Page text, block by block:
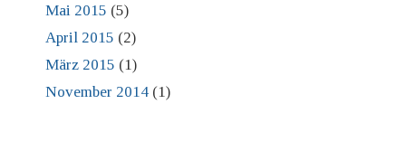
Mai 2015 (5)
April 2015 (2)
März 2015 (1)
November 2014 (1)